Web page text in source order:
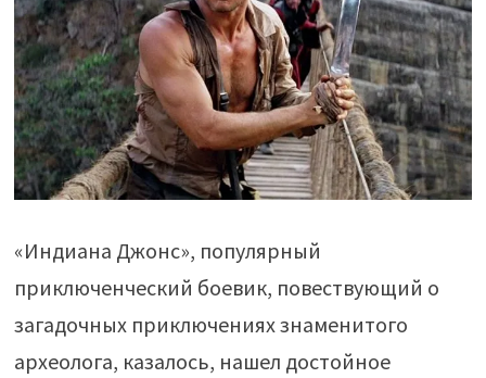
«Индиана Джонс», популярный
приключенческий боевик, повествующий о
загадочных приключениях знаменитого
археолога, казалось, нашел достойное